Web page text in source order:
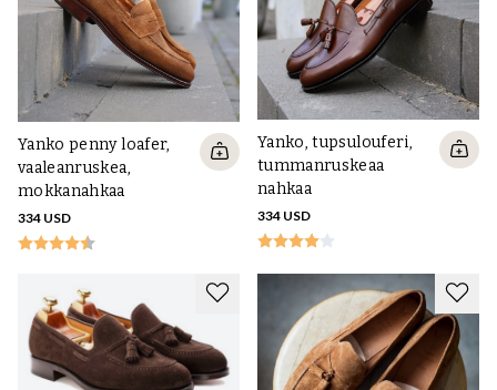
Yanko penny loafer,
vaaleanruskea,
mokkanahkaa
334 USD
Yanko, tupsulouferi,
tummanruskeaa
nahkaa
334 USD